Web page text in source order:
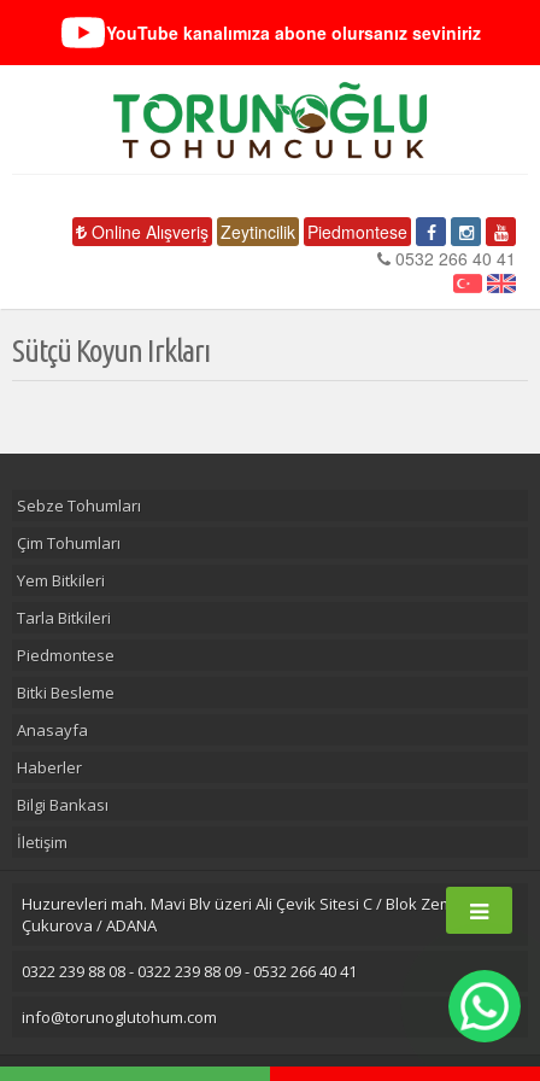
YouTube kanalımıza abone olursanız seviniriz
Online Alışveriş Zeytincilik Piedmontese
0532 266 40 41
Sütçü Koyun Irkları
Sebze Tohumları
Çim Tohumları
Yem Bitkileri
Tarla Bitkileri
Piedmontese
Bitki Besleme
Anasayfa
Haberler
Bilgi Bankası
İletişim
Huzurevleri mah. Mavi Blv üzeri Ali Çevik Sitesi C / Blok Zemin Kat
Çukurova / ADANA
0322 239 88 08 - 0322 239 88 09 - 0532 266 40 41
info@torunoglutohum.com
2016 © Torunoğlu Tohumculuk |Adana Marka Tescil Adana E-Ticaret